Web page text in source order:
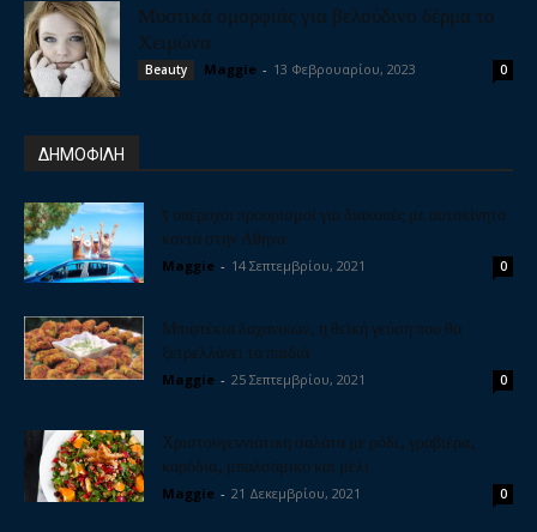
Μυστικά ομορφιάς για βελούδινο δέρμα το
Χειμώνα
Beauty Maggie - 13 Φεβρουαρίου, 2023 0
ΔΗΜΟΦΙΛΗ
5 υπέροχοι προορισμοί για διακοπές με αυτοκίνητο
κοντά στην Αθήνα
Maggie - 14 Σεπτεμβρίου, 2021 0
Μπιφτέκια λαχανικών, η θεϊκή γεύση που θα
ξετρελλάνει τα παιδιά
Maggie - 25 Σεπτεμβρίου, 2021 0
Χριστουγεννιάτικη σαλάτα με ρόδι, γραβιέρα,
καρύδια, μπαλσάμικο και μέλι
Maggie - 21 Δεκεμβρίου, 2021 0